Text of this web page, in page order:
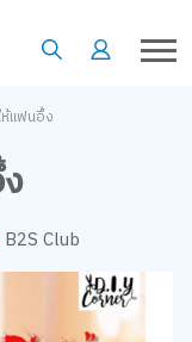
แฟนอึ้ง
B2S Club